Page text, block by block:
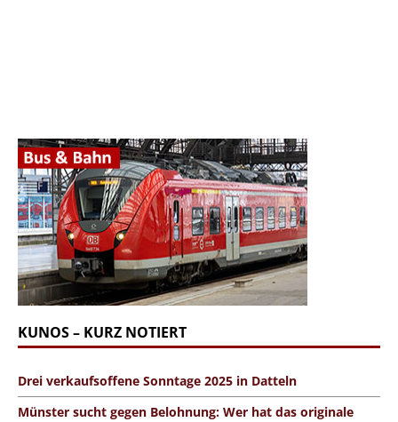
KUNOS – KURZ NOTIERT
Drei verkaufsoffene Sonntage 2025 in Datteln
Münster sucht gegen Belohnung: Wer hat das originale